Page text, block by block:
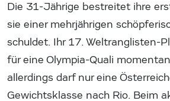
Die 31-Jährige bestreitet ihre
sie einer mehrjährigen
schuldet. Ihr 17. Weltranglisten-
für eine Olympia-Quali
allerdings darf nur eine
Gewichtsklasse nach Rio. Beim